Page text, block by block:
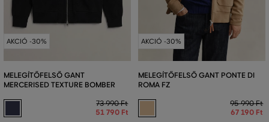
AKCIÓ -30%
MELEGÍTŐFELSŐ GANT
MERCERISED TEXTURE BOMBER
73 990 Ft
51 790 Ft
AKCIÓ -30%
MELEGÍTŐFELSŐ GANT PONTE DI
ROMA FZ
95 990 Ft
67 190 Ft